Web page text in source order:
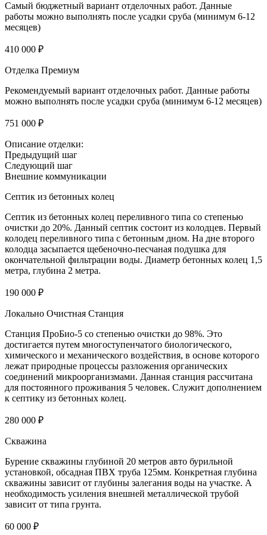
Самый бюджетный вариант отделочных работ. Данные
работы можно выполнять после усадки сруба (минимум 6-12
месяцев)
410 000 ₽
Отделка Премиум
Рекомендуемый вариант отделочных работ. Данные работы
можно выполнять после усадки сруба (минимум 6-12 месяцев)
751 000 ₽
Описание отделки:
Предыдущий шаг
Следующий шаг
Внешние коммуникации
Септик из бетонных колец
Септик из бетонных колец переливного типа со степенью
очистки до 20%. Данный септик состоит из колодцев. Первый
колодец переливного типа с бетонным дном. На дне второго
колодца засыпается щебеночно-песчаная подушка для
окончательной фильтрации воды. Диаметр бетонных колец 1,5
метра, глубина 2 метра.
190 000 ₽
Локально Очистная Станция
Станция ПроБио-5 со степенью очистки до 98%. Это
достигается путем многоступенчатого биологического,
химического и механического воздействия, в основе которого
лежат природные процессы разложения органических
соединений микроорганизмами. Данная станция рассчитана
для постоянного проживания 5 человек. Служит дополнением
к септику из бетонных колец.
280 000 ₽
Скважина
Бурение скважины глубиной 20 метров авто бурильной
установкой, обсадная ПВХ труба 125мм. Конкретная глубина
скважины зависит от глубины залегания воды на участке. А
необходимость усиления внешней металлической трубой
зависит от типа грунта.
60 000 ₽